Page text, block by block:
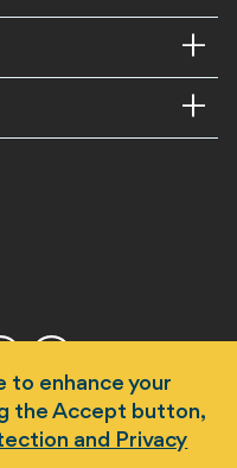
to enhance your
the Accept button,
and Privacy